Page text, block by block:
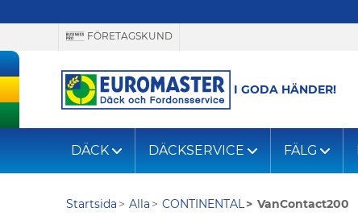
FÖRETAGSKUND
I GODA HÄNDER!
DÄCK DÄCKSERVICE FÄLG
Startsida Alla CONTINENTAL VanContact200